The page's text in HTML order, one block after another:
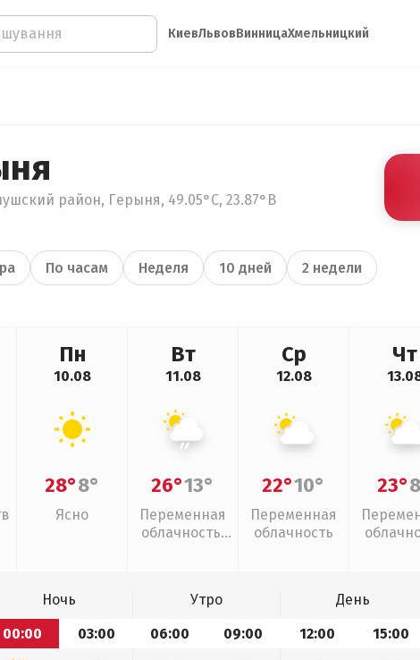
КиевЛьвовВинницаХмельницкий
район, Герыня, 49.05°С, 23.87°В
По часам Неделя 10 дней 2 недели
Пн
10.08
28°8°
Ясно
Вт
11.08
26°13°
Переменная
облачность,
Ср
12.08
22°10°
Переменная
облачность
Чт
23°
Ночь Утро День
00:00
03:00 06:00 09:00 12:00 15:00